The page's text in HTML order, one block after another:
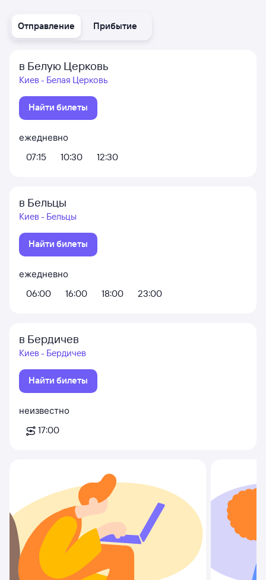
Отправление Прибытие
в Белую Церковь
Киев - Белая Церковь
Найти билеты
ежедневно
07:15
10:30 12:30
в Бельцы
Киев - Бельцы
Найти билеты
ежедневно
06:00
16:00 18:00 23:00
в Бердичев
Киев - Бердичев
Найти билеты
неизвестно
17:00